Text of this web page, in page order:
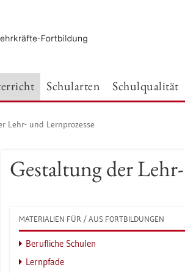
Schul­ar­ten Schul­qua­li­tät
Lehr- und Lern­pro­zes­se
Ge­stal­tung der
MA­TE­RIA­LI­EN FÜR / AUS FORT­BIL­DUN­GEN
Be­ruf­li­che Schu­len
Lern­pfa­de